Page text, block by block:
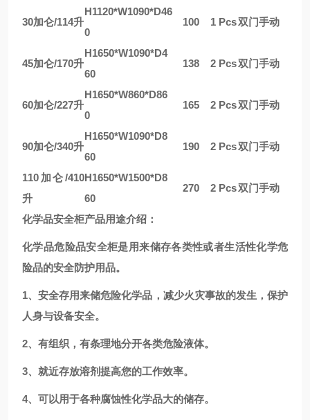
30加仑/114升
H1120*W1090*D46
0
100 1 Pcs双门手动
45加仑/170升
H1650*W1090*D4
60
138 2 Pcs双门手动
60加仑/227升
H1650*W860*D86
0
165 2 Pcs双门手动
90加仑/340升
H1650*W1090*D8
60
190 2 Pcs双门手动
110加仑/410
升
H1650*W1500*D8
60
270 2 Pcs双门手动
化学品安全柜产品用途介绍：
化学品危险品安全柜是用来储存各类性或者生活性化学危
险品的安全防护用品。
1、安全存用来储危险化学品，减少火灾事故的发生，保护
人身与设备安全。
2、有组织，有条理地分开各类危险液体。
3、就近存放溶剂提高您的工作效率。
4、可以用于各种腐蚀性化学品大的储存。